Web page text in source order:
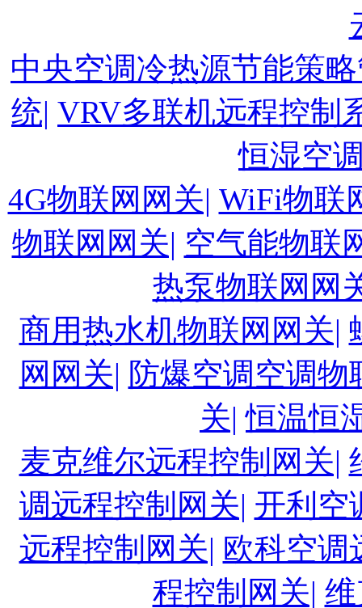
中央空调冷热源节能策
统| VRV多联机远程控制
恒湿空
4G物联网网关| WiFi物联
物联网网关| 空气能物联
热泵物联网网
商用热水机物联网网关|
网网关| 防爆空调空调物
关| 恒温恒
麦克维尔远程控制网关|
调远程控制网关| 开利空
远程控制网关| 欧科空调
程控制网关|